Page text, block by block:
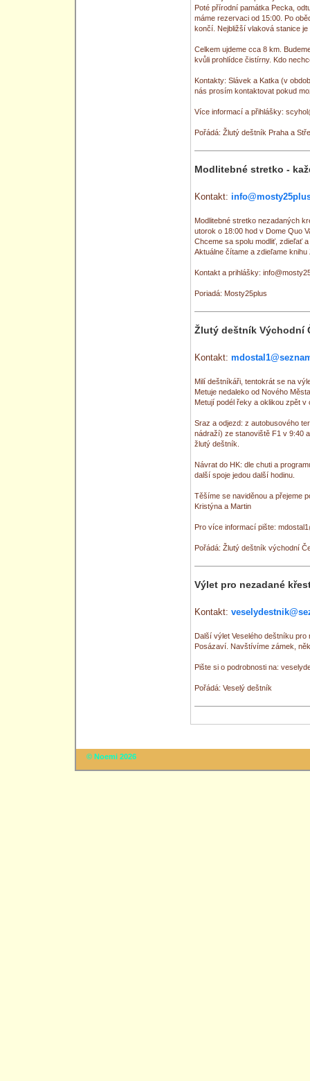
Poté přírodní památka Pecka,
máme rezervaci od 15:00. Po
končí. Nejbližší vlaková stanice
Celkem ujdeme cca 8 km.
kvůli prohlídce čistírny. Kdo
Kontakty: Slávek a Katka (v
nás prosím kontaktovat pokud
Více informací a přihlášky:
Pořádá: Žlutý deštník Praha a
Modlitebné stretko -
Kontakt:
Modlitebné stretko nezadaných
utorok o 18:00 hod v Dome Quo
Chceme sa spolu modliť, zdieľať
Aktuálne čítame a zdieľame
Kontakt a prihlášky:
Poriadá: Mosty25plus
Žlutý deštník Východní
Kontakt:
Milí deštníkáři, tentokrát se na
Metuje nedaleko od Nového
Metují podél řeky a oklikou zpět v
Sraz a odjezd: z autobusového
nádraží) ze stanoviště F1 v 9:40
žlutý deštník.
Návrat do HK: dle chuti a
další spoje jedou další hodinu.
Těšíme se naviděnou a přejeme
Kristýna a Martin
Pro více informací pište:
Pořádá: Žlutý deštník východní
Výlet pro nezadané
Kontakt:
Další výlet Veselého deštníku
Posázaví. Navštívíme zámek,
Pište si o podrobnosti na:
Pořádá: Veselý deštník
© Noemi 2026